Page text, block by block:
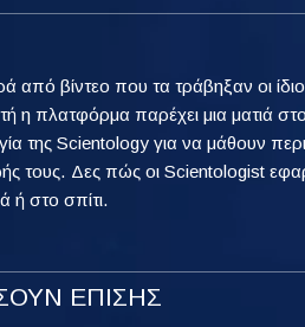
από βίντεο που τα τράβηξαν οι
η πλατφόρμα παρέχει μια ματιά
της Scientology για να μάθουν
τους. Δες πώς οι Scientologist
ή στο σπίτι.
ΕΠΙΣΗΣ